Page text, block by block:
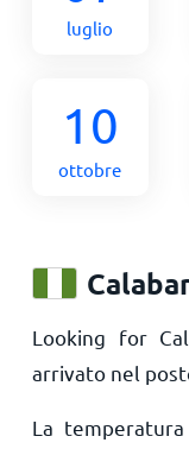
luglio
10
ottobre
Looking for
arrivato nel
La